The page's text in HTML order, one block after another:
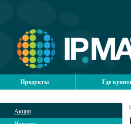
Продукты Где
Акции